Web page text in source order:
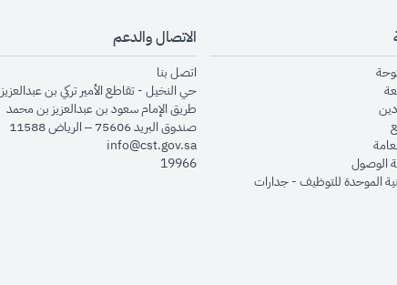
opens in new window
opens in new window
opens in new window
opens in new window
opens in new window
الوصولopens in new window
الموحدة للتوظيف - جداراتopens in new window
الاتصال والدعم
اتصل بنا
حي النخيل - تقاطع الأمير تركي بن
طريق الإمام سعود بن عبدالعزيز بن محمد
صندوق البريد 75606 – الرياض 11588
info@cst.gov.sa
19966